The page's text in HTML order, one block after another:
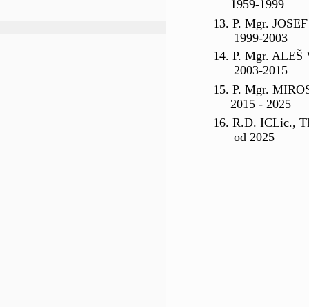
1959-1999
13. P. Mgr.
1999-2003
14. P. Mgr.
2003-2015
15. P. Mgr.
2015 - 2025
16. R.D. ICLic.,
od 2025